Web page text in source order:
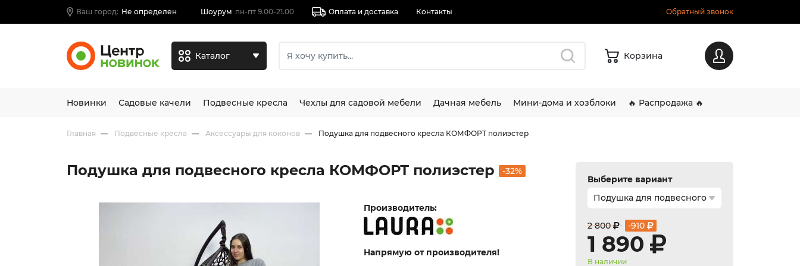
Ваш город: Не определен Шоурум пн-пт 9.00-21.00 Оплата и доставка Контакты Обратный звонок
Каталог Корзина Вход
Новинки Садовые качели Подвесные кресла Чехлы для садовой мебели Дачная мебель Мини-дома и хозблоки 🔥 Распродажа 🔥
Главная Подвесные кресла Аксессуары для коконов Подушка для подвесного кресла КОМФОРТ полиэстер
Подушка для подвесного кресла КОМФОРТ полиэстер -32%
Производитель:
Напрямую от производителя!
Выберите вариант
2 800 -910
1 890
В наличии